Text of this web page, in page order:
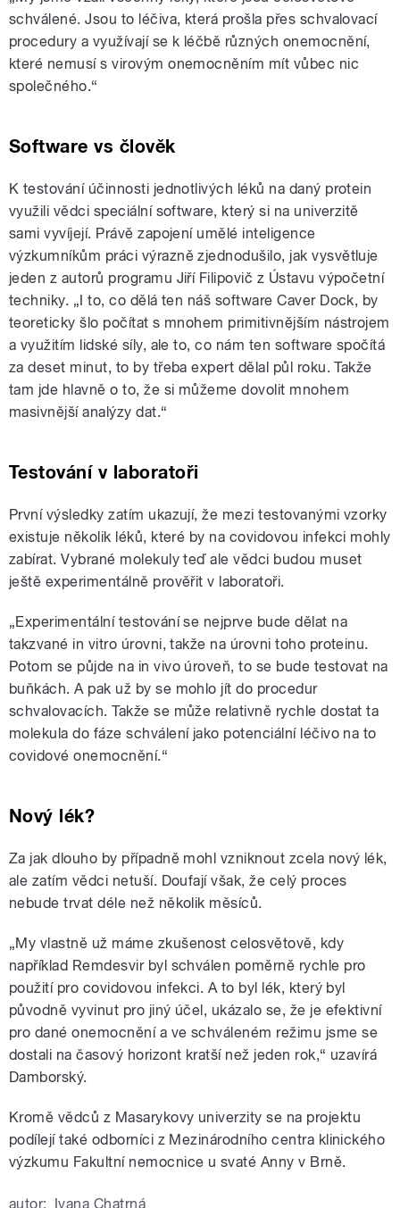
schválené. Jsou to léčiva, která prošla přes schvalovací
procedury a využívají se k léčbě různých onemocnění,
které nemusí s virovým onemocněním mít vůbec nic
společného.“
Software vs člověk
K testování účinnosti jednotlivých léků na daný protein
využili vědci speciální software, který si na univerzitě
sami vyvíjejí. Právě zapojení umělé inteligence
výzkumníkům práci výrazně zjednodušilo, jak vysvětluje
jeden z autorů programu Jiří Filipovič z Ústavu výpočetní
techniky. „I to, co dělá ten náš software Caver Dock, by
teoreticky šlo počítat s mnohem primitivnějším nástrojem
a využitím lidské síly, ale to, co nám ten software spočítá
za deset minut, to by třeba expert dělal půl roku. Takže
tam jde hlavně o to, že si můžeme dovolit mnohem
masivnější analýzy dat.“
Testování v laboratoři
První výsledky zatím ukazují, že mezi testovanými vzorky
existuje několik léků, které by na covidovou infekci mohly
zabírat. Vybrané molekuly teď ale vědci budou muset
ještě experimentálně prověřit v laboratoři.
„Experimentální testování se nejprve bude dělat na
takzvané in vitro úrovni, takže na úrovni toho proteinu.
Potom se půjde na in vivo úroveň, to se bude testovat na
buňkách. A pak už by se mohlo jít do procedur
schvalovacích. Takže se může relativně rychle dostat ta
molekula do fáze schválení jako potenciální léčivo na to
covidové onemocnění.“
Nový lék?
Za jak dlouho by případně mohl vzniknout zcela nový lék,
ale zatím vědci netuší. Doufají však, že celý proces
nebude trvat déle než několik měsíců.
„My vlastně už máme zkušenost celosvětově, kdy
například Remdesvir byl schválen poměrně rychle pro
použití pro covidovou infekci. A to byl lék, který byl
původně vyvinut pro jiný účel, ukázalo se, že je efektivní
pro dané onemocnění a ve schváleném režimu jsme se
dostali na časový horizont kratší než jeden rok,“ uzavírá
Damborský.
Kromě vědců z Masarykovy univerzity se na projektu
podílejí také odborníci z Mezinárodního centra klinického
výzkumu Fakultní nemocnice u svaté Anny v Brně.
autor: Ivana Chatrná